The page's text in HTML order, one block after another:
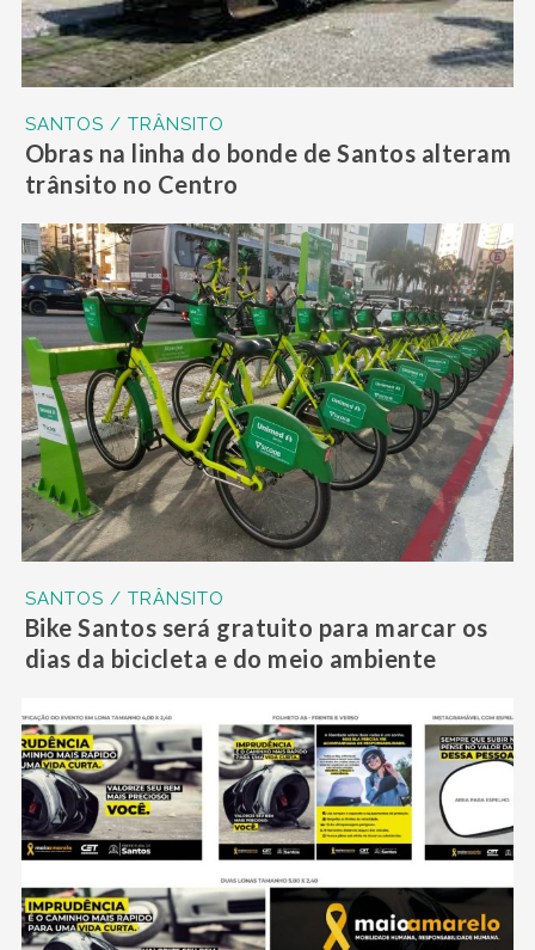
SANTOS / TRÂNSITO
Obras na linha do bonde de Santos alteram
trânsito no Centro
SANTOS / TRÂNSITO
Bike Santos será gratuito para marcar os
dias da bicicleta e do meio ambiente